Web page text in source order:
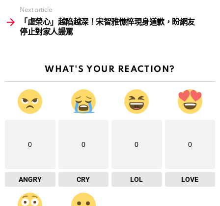
Next article
「虛榮心」越陷越深！宋智雅憔悴現身道歉，盼網友
停止對家人謾罵
WHAT'S YOUR REACTION?
0
ANGRY
0
CRY
0
LOL
0
LOVE